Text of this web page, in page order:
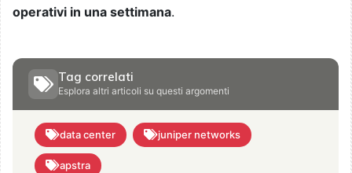
operativi in una settimana.
Tag correlati
Esplora altri articoli su questi argomenti
data center juniper networks
apstra